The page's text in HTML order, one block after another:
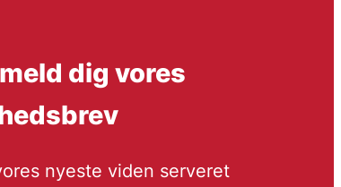
dig vores
nyeste viden serveret